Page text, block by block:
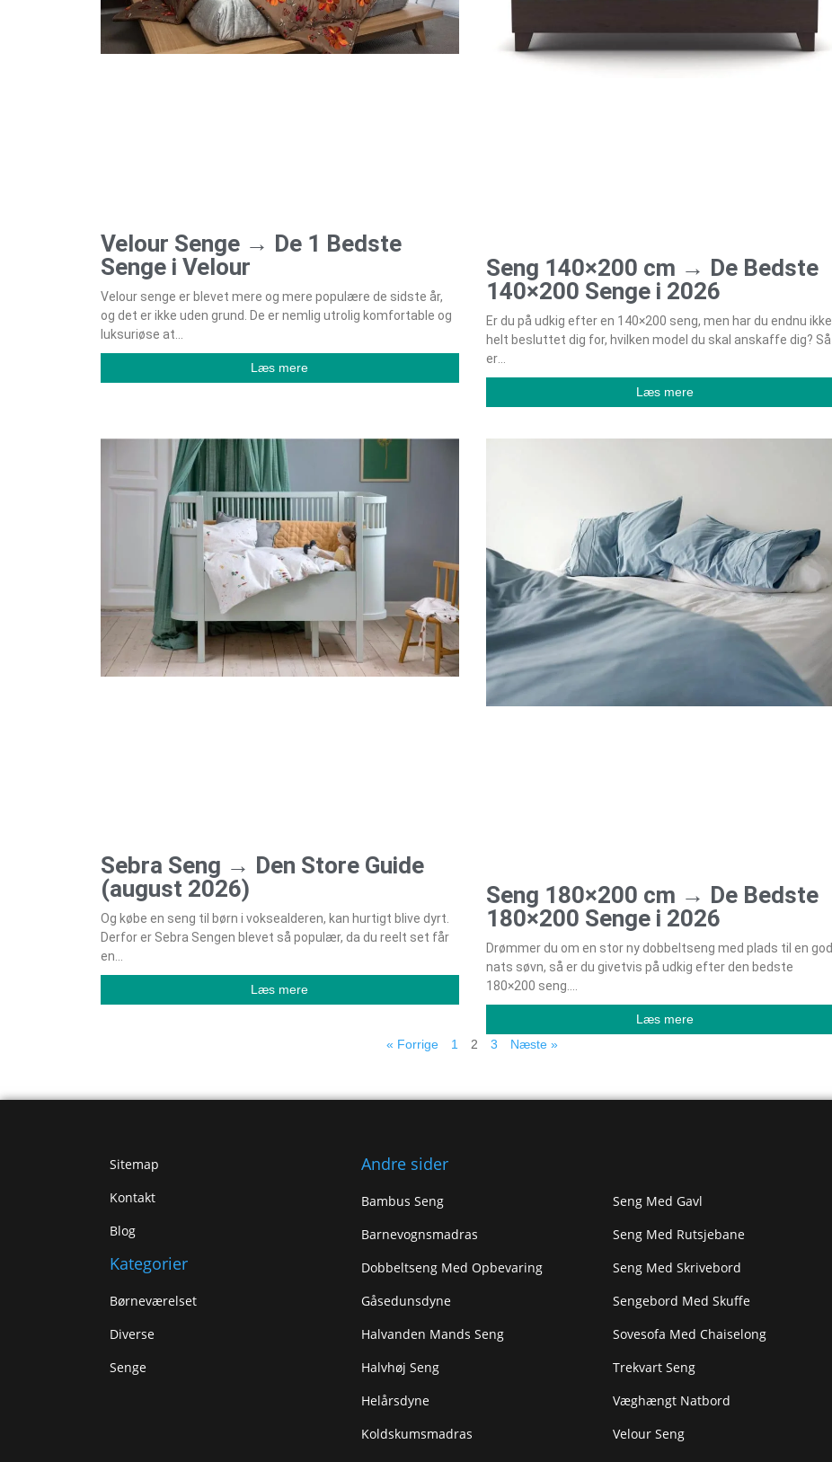
Velour Senge → De 1 Bedste
Senge i Velour
Velour senge er blevet mere og mere populære de sidste år,
og det er ikke uden grund. De er nemlig utrolig komfortable og
luksuriøse at
Læs mere
Seng 140×200 cm → De Bedste
140×200 Senge i 2026
Er du på udkig efter en 140×200 seng, men har du endnu ikke
helt besluttet dig for, hvilken model du skal anskaffe dig? Så
er
Læs mere
Sebra Seng → Den Store Guide
(august 2026)
Og købe en seng til børn i voksealderen, kan hurtigt blive dyrt.
Derfor er Sebra Sengen blevet så populær, da du reelt set får
en
Læs mere
Seng 180×200 cm → De Bedste
180×200 Senge i 2026
Drømmer du om en stor ny dobbeltseng med plads til en god
nats søvn, så er du givetvis på udkig efter den bedste
180×200 seng.
Læs mere
« Forrige
1 2 3 Næste »
Sitemap
Kontakt
Blog
Kategorier
Børneværelset
Diverse
Senge
Andre sider
Bambus Seng
Barnevognsmadras
Dobbeltseng Med Opbevaring
Gåsedunsdyne
Halvanden Mands Seng
Halvhøj Seng
Helårsdyne
Koldskumsmadras
Seng Med Gavl
Seng Med Rutsjebane
Seng Med Skrivebord
Sengebord Med Skuffe
Sovesofa Med Chaiselong
Trekvart Seng
Væghængt Natbord
Velour Seng